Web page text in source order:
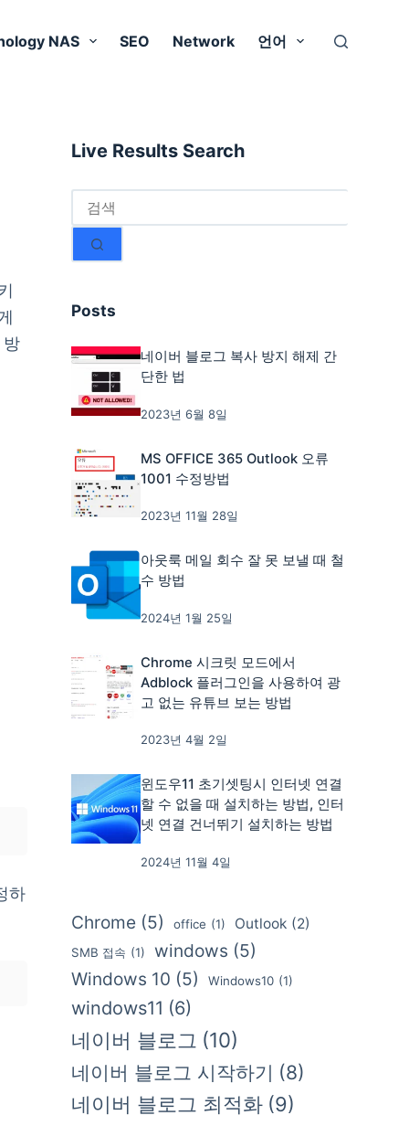
NAS SEO Network 언어
방
하
Live Results Search
과
Posts
네이버 블로그 복사 방지 해제 간
단한 법
2023년 6월 8일
MS OFFICE 365 Outlook 오류
1001 수정방법
2023년 11월 28일
아웃룩 메일 회수 잘 못 보낼 때 철
수 방법
2024년 1월 25일
Chrome 시크릿 모드에서
Adblock 플러그인을 사용하여 광
고 없는 유튜브 보는 방법
2023년 4월 2일
윈도우11 초기셋팅시 인터넷 연결
할 수 없을 때 설치하는 방법, 인터
넷 연결 건너뛰기 설치하는 방법
2024년 11월 4일
Chrome (5) office (1) Outlook (2)
SMB 접속 (1) windows (5)
Windows 10 (5) Windows10 (1)
windows11 (6)
네이버 블로그 (10)
네이버 블로그 시작하기 (8)
네이버 블로그 최적화 (9)